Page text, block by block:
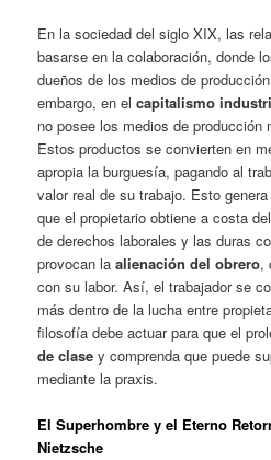
En la sociedad del siglo XIX, las
basarse en la colaboración, donde
dueños de los medios de
embargo, en elcapitalismo
no posee los medios de producción
Estos productos se convierten en
apropia la burguesía, pagando al
valor real de su trabajo. Esto
que el propietario obtiene a costa
de derechos laborales y las duras
provocan laalienación del obrero,
con su labor. Así, el trabajador se
más dentro de la lucha entre
filosofía debe actuar para que el
de clase y comprenda que puede
mediante la praxis.
El Superhombre y el Eterno
Nietzsche